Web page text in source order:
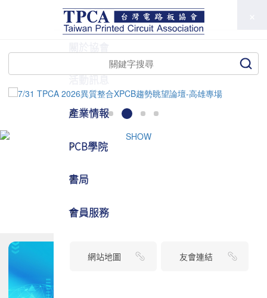
TPCA
活動訊息
產業情報
PCB學院
書局
會員服務
網站地圖 友會連結